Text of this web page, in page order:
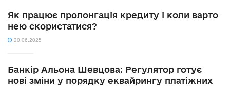
Як працює пролонгація кредиту і коли варто
нею скористатися?
20.06.2025
Банкір Альона Шевцова: Регулятор готує
нові зміни у порядку еквайрингу платіжних